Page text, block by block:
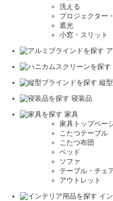
洗える
プロジェクター
遮光
小窓・スリット
縦
寝装品
家具
家具トップペー
こたつテーブル
こたつ布団
ベッド
ソファ
テーブル・チェ
アウトレット
イ